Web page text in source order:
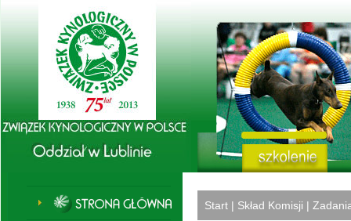
Start | Skład Komisji |